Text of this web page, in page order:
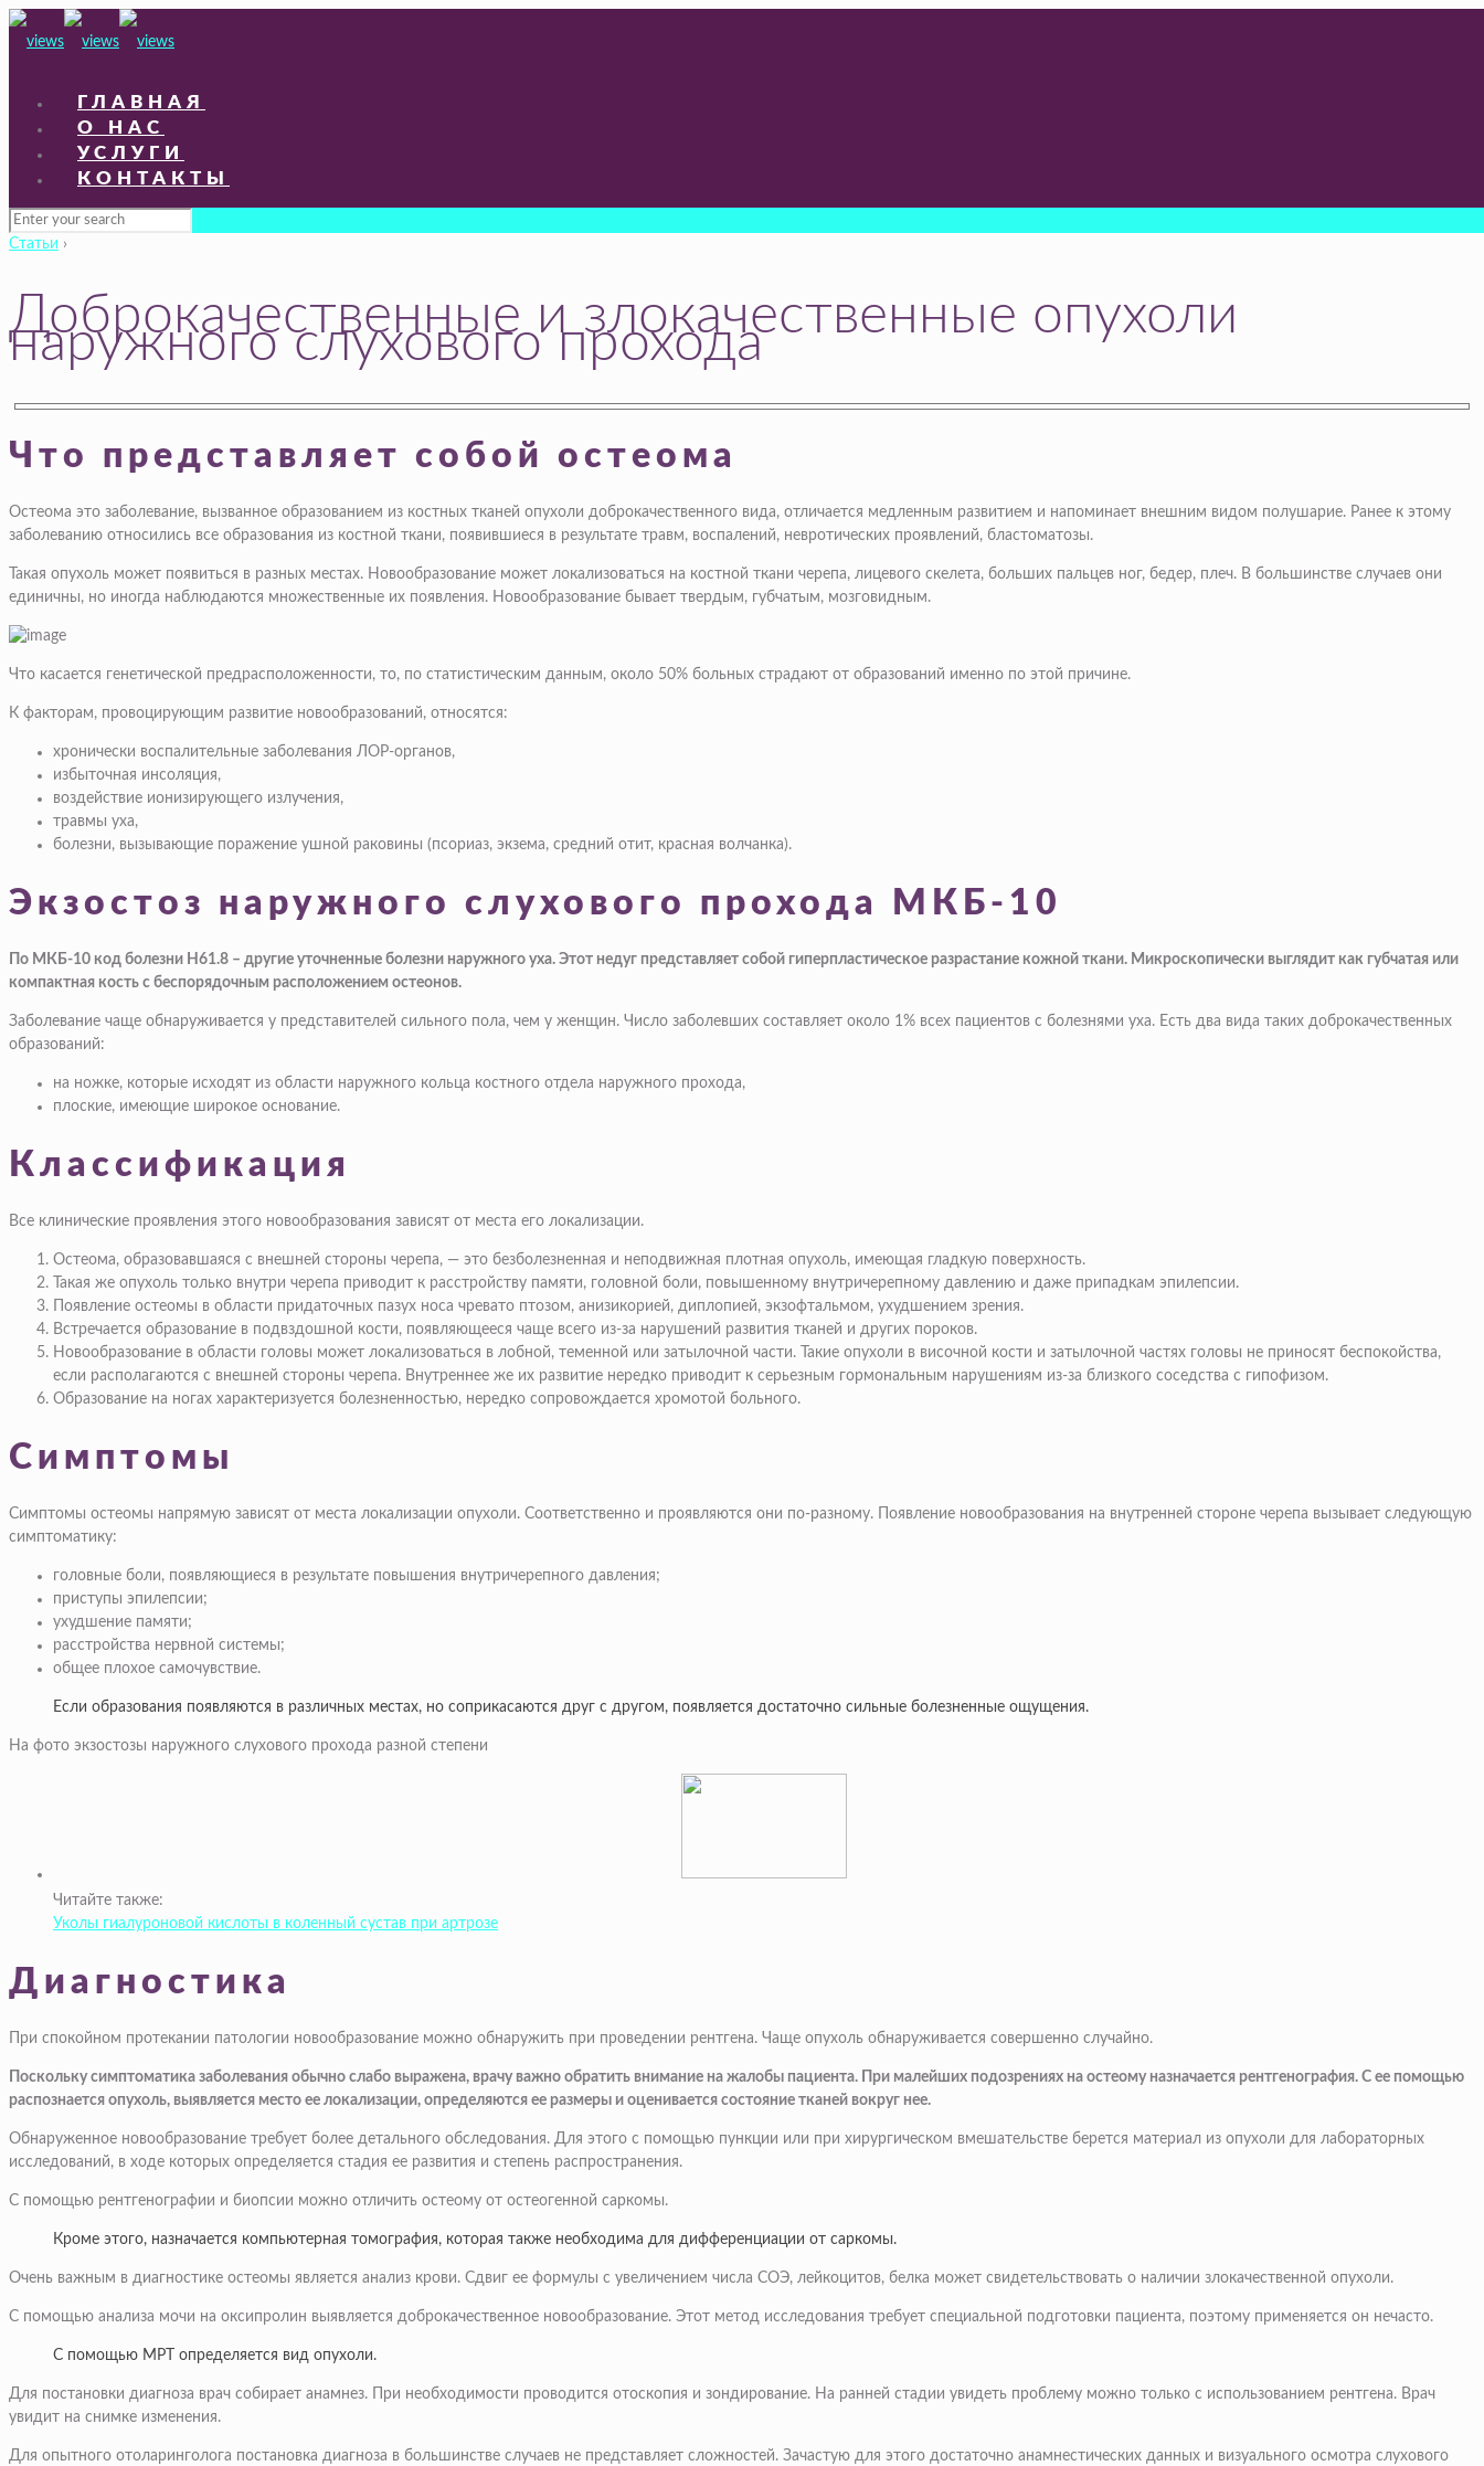
ГЛАВНАЯ
О НАС
УСЛУГИ
КОНТАКТЫ
Статьи ›
Доброкачественные и злокачественные опухоли
наружного слухового прохода
Что представляет собой остеома
Остеома это заболевание, вызванное образованием из костных тканей опухоли доброкачественного вида, отличается медленным развитием и напоминает внешним видом полушарие. Ранее к этому
заболеванию относились все образования из костной ткани, появившиеся в результате травм, воспалений, невротических проявлений, бластоматозы.
Такая опухоль может появиться в разных местах. Новообразование может локализоваться на костной ткани черепа, лицевого скелета, больших пальцев ног, бедер, плеч. В большинстве случаев они
единичны, но иногда наблюдаются множественные их появления. Новообразование бывает твердым, губчатым, мозговидным.
Что касается генетической предрасположенности, то, по статистическим данным, около 50% больных страдают от образований именно по этой причине.
К факторам, провоцирующим развитие новообразований, относятся:
хронически воспалительные заболевания ЛОР-органов,
избыточная инсоляция,
воздействие ионизирующего излучения,
травмы уха,
болезни, вызывающие поражение ушной раковины (псориаз, экзема, средний отит, красная волчанка).
Экзостоз наружного слухового прохода МКБ-10
По МКБ-10 код болезни Н61.8 – другие уточненные болезни наружного уха. Этот недуг представляет собой гиперпластическое разрастание кожной ткани. Микроскопически выглядит как губчатая или
компактная кость с беспорядочным расположением остеонов.
Заболевание чаще обнаруживается у представителей сильного пола, чем у женщин. Число заболевших составляет около 1% всех пациентов с болезнями уха. Есть два вида таких доброкачественных
образований:
на ножке, которые исходят из области наружного кольца костного отдела наружного прохода,
плоские, имеющие широкое основание.
Классификация
Все клинические проявления этого новообразования зависят от места его локализации.
Остеома, образовавшаяся с внешней стороны черепа, — это безболезненная и неподвижная плотная опухоль, имеющая гладкую поверхность.
Такая же опухоль только внутри черепа приводит к расстройству памяти, головной боли, повышенному внутричерепному давлению и даже припадкам эпилепсии.
Появление остеомы в области придаточных пазух носа чревато птозом, анизикорией, диплопией, экзофтальмом, ухудшением зрения.
Встречается образование в подвздошной кости, появляющееся чаще всего из-за нарушений развития тканей и других пороков.
Новообразование в области головы может локализоваться в лобной, теменной или затылочной части. Такие опухоли в височной кости и затылочной частях головы не приносят беспокойства,
если располагаются с внешней стороны черепа. Внутреннее же их развитие нередко приводит к серьезным гормональным нарушениям из-за близкого соседства с гипофизом.
Образование на ногах характеризуется болезненностью, нередко сопровождается хромотой больного.
Симптомы
Симптомы остеомы напрямую зависят от места локализации опухоли. Соответственно и проявляются они по-разному. Появление новообразования на внутренней стороне черепа вызывает следующую
симптоматику:
головные боли, появляющиеся в результате повышения внутричерепного давления;
приступы эпилепсии;
ухудшение памяти;
расстройства нервной системы;
общее плохое самочувствие.
Если образования появляются в различных местах, но соприкасаются друг с другом, появляется достаточно сильные болезненные ощущения.
На фото экзостозы наружного слухового прохода разной степени
Читайте также:
Уколы гиалуроновой кислоты в коленный сустав при артрозе
Диагностика
При спокойном протекании патологии новообразование можно обнаружить при проведении рентгена. Чаще опухоль обнаруживается совершенно случайно.
Поскольку симптоматика заболевания обычно слабо выражена, врачу важно обратить внимание на жалобы пациента. При малейших подозрениях на остеому назначается рентгенография. С ее помощью
распознается опухоль, выявляется место ее локализации, определяются ее размеры и оценивается состояние тканей вокруг нее.
Обнаруженное новообразование требует более детального обследования. Для этого с помощью пункции или при хирургическом вмешательстве берется материал из опухоли для лабораторных
исследований, в ходе которых определяется стадия ее развития и степень распространения.
С помощью рентгенографии и биопсии можно отличить остеому от остеогенной саркомы.
Кроме этого, назначается компьютерная томография, которая также необходима для дифференциации от саркомы.
Очень важным в диагностике остеомы является анализ крови. Сдвиг ее формулы с увеличением числа СОЭ, лейкоцитов, белка может свидетельствовать о наличии злокачественной опухоли.
С помощью анализа мочи на оксипролин выявляется доброкачественное новообразование. Этот метод исследования требует специальной подготовки пациента, поэтому применяется он нечасто.
С помощью МРТ определяется вид опухоли.
Для постановки диагноза врач собирает анамнез. При необходимости проводится отоскопия и зондирование. На ранней стадии увидеть проблему можно только с использованием рентгена. Врач
увидит на снимке изменения.
Для опытного отоларинголога постановка диагноза в большинстве случаев не представляет сложностей. Зачастую для этого достаточно анамнестических данных и визуального осмотра слухового